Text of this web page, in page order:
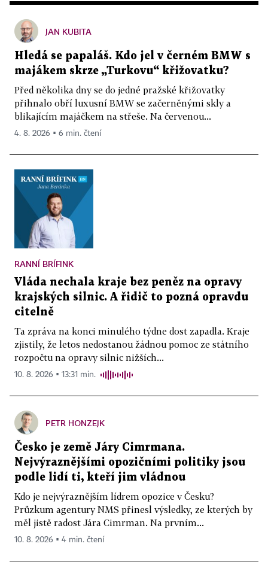
JAN KUBITA
Hledá se papaláš. Kdo jel v černém BMW s
majákem skrze „Turkovu“ křižovatku?
Před několika dny se do jedné pražské křižovatky
přihnalo obří luxusní BMW se začerněnými skly a
blikajícím majáčkem na střeše. Na červenou...
4. 8. 2026 ▪ 6 min. čtení
RANNÍ BRÍFINK
Vláda nechala kraje bez peněz na opravy
krajských silnic. A řidič to pozná opravdu
citelně
Ta zpráva na konci minulého týdne dost zapadla. Kraje
zjistily, že letos nedostanou žádnou pomoc ze státního
rozpočtu na opravy silnic nižších...
10. 8. 2026 ▪ 13:31 min.
PETR HONZEJK
Česko je země Járy Cimrmana.
Nejvýraznějšími opozičními politiky jsou
podle lidí ti, kteří jim vládnou
Kdo je nejvýraznějším lídrem opozice v Česku?
Průzkum agentury NMS přinesl výsledky, ze kterých by
měl jistě radost Jára Cimrman. Na prvním...
10. 8. 2026 ▪ 4 min. čtení